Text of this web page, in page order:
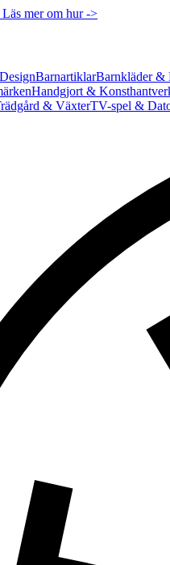
mer om hur ->
BarnartiklarBarnkläder &
Handgjort &
& VäxterTV-spel &